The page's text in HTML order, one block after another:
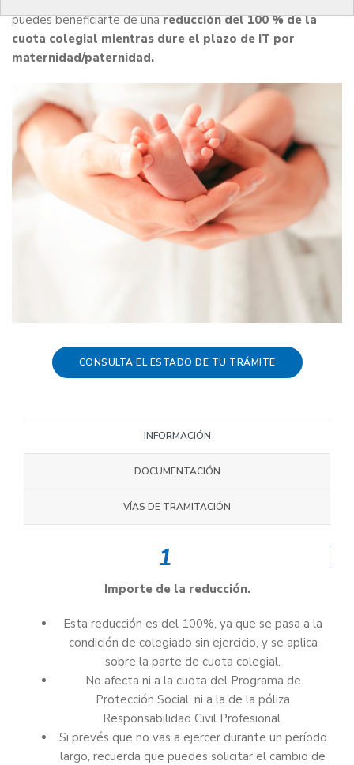
puedes beneficiarte de unareducción del 100 % de la
cuota colegial mientras dure el plazo de IT por
maternidad/paternidad.
CONSULTA EL ESTADO DE TU TRÁMITE
INFORMACIÓN
DOCUMENTACIÓN
VÍAS DE TRAMITACIÓN
1
Importe de la reducción.
Esta reducción es del 100%, ya que se pasa a la
condición de colegiado sin ejercicio, y se aplica
sobre la parte de cuota colegial.
No afecta ni a la cuota del Programa de
Protección Social, ni a la de la póliza
Responsabilidad Civil Profesional.
Si prevés que no vas a ejercer durante un período
largo, recuerda que puedes solicitar el cambio de